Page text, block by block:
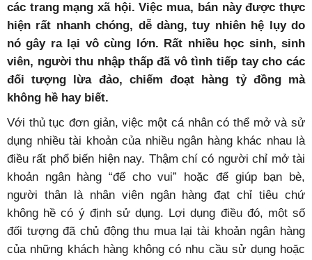
các trang mạng xã hội. Việc mua, bán này được thực
hiện rất nhanh chóng, dễ dàng, tuy nhiên hệ lụy do
nó gây ra lại vô cùng lớn. Rất nhiều học sinh, sinh
viên, người thu nhập thấp đã vô tình tiếp tay cho các
đối tượng lừa đảo, chiếm đoạt hàng tỷ đồng mà
không hề hay biết.
Với thủ tục đơn giản, việc một cá nhân có thể mở và sử
dụng nhiều tài khoản của nhiều ngân hàng khác nhau là
điều rất phổ biến hiện nay. Thậm chí có người chỉ mở tài
khoản ngân hàng “để cho vui” hoặc để giúp bạn bè,
người thân là nhân viên ngân hàng đạt chỉ tiêu chứ
không hề có ý định sử dụng. Lợi dụng điều đó, một số
đối tượng đã chủ động thu mua lại tài khoản ngân hàng
của những khách hàng không có nhu cầu sử dụng hoặc